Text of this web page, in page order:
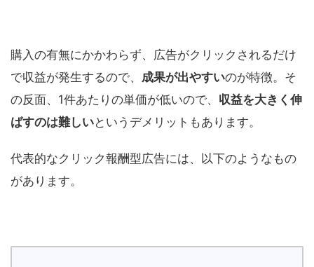
購入の有無にかかわらず、広告がクリックされるだけ
で収益が発生するので、 成果が出やすいのが特徴。そ
の反面、1件あたりの単価が低いので、 収益を大きく伸
ばすのは難しいというデメリットもあります。
代表的なクリック報酬型広告には、以下のようなもの
があります。